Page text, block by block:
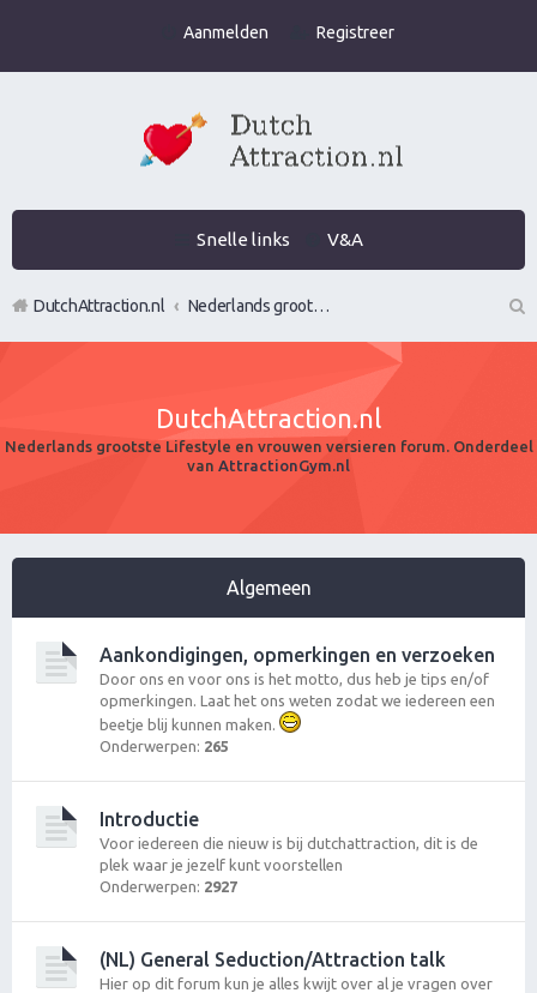
Aanmelden Registreer
Snelle links V&A
DutchAttraction.nl
Nederlands grootste Dutch Attraction, Lifestyle, Vrouwen versieren en Pick-Up (PUA) Forum
Z
DutchAttraction.nl
Nederlands grootste Lifestyle en vrouwen versieren forum. Onderdeel
van AttractionGym.nl
Algemeen
Aankondigingen, opmerkingen en verzoeken
Door ons en voor ons is het motto, dus heb je tips en/of
opmerkingen. Laat het ons weten zodat we iedereen een
beetje blij kunnen maken.
Onderwerpen: 265
Introductie
Voor iedereen die nieuw is bij dutchattraction, dit is de
plek waar je jezelf kunt voorstellen
Onderwerpen: 2927
(NL) General Seduction/Attraction talk
Hier op dit forum kun je alles kwijt over al je vragen over